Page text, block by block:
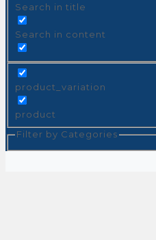
Search in title
Search in content
product_variation
product
Filter by Categories